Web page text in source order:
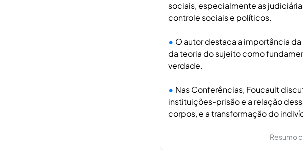
sociais, especialmente as
controle sociais e políticos.
O autor destaca a importância
da teoria do sujeito como
verdade.
Nas Conferências, Foucault
instituições-prisão e a relação
corpos, e a transformação do
Resumo